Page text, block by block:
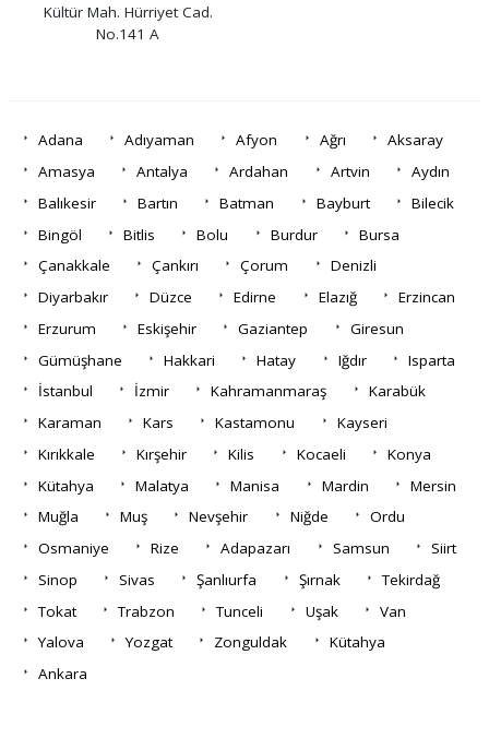
Kültür Mah. Hürriyet Cad.
No.141 A
Adana Adıyaman Afyon Ağrı
Aksaray
Amasya
Antalya Ardahan Artvin
Aydın
Balıkesir
Bartın Batman Bayburt
Bilecik
Bingöl
Bitlis Bolu Burdur
Bursa
Çanakkale
Çankırı Çorum
Denizli
Diyarbakır
Düzce Edirne Elazığ
Erzincan
Erzurum
Eskişehir Gaziantep
Giresun
Gümüşhane
Hakkari Hatay Iğdır
Isparta
İstanbul
İzmir Kahramanmaraş
Karabük
Karaman
Kars Kastamonu
Kayseri
Kırıkkale
Kırşehir Kilis Kocaeli
Konya
Kütahya
Malatya Manisa Mardin
Mersin
Muğla
Muş Nevşehir Niğde
Ordu
Osmaniye
Rize Adapazarı Samsun
Siirt
Sinop
Sivas Şanlıurfa Şırnak
Tekirdağ
Tokat
Trabzon Tunceli Uşak
Van
Yalova
Yozgat Zonguldak
Kütahya
Ankara